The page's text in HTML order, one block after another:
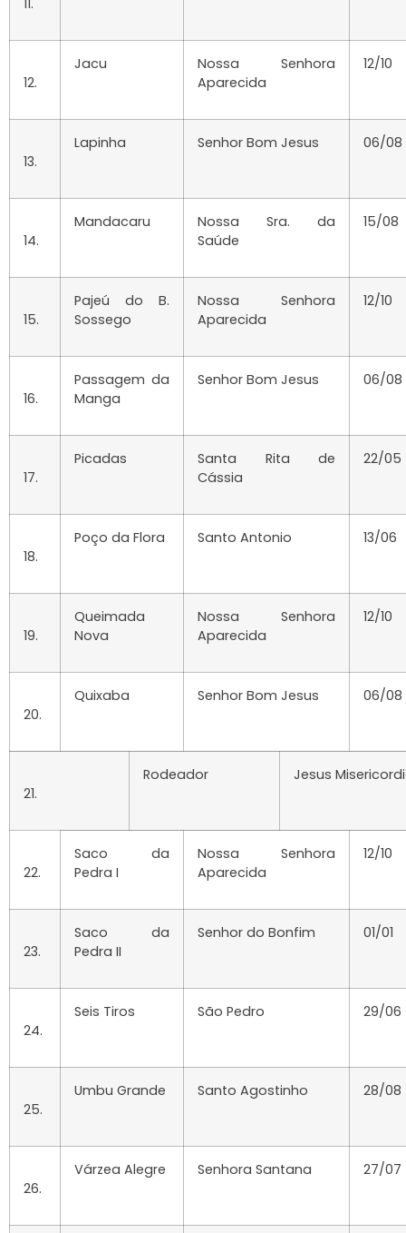
11.
12.
Jacu
Nossa Senhora
Aparecida
12/10
13.
Lapinha Senhor Bom Jesus 06/08
14.
Mandacaru
Nossa Sra. da
Saúde
15/08
15.
Pajeú do B.
Sossego
Nossa Senhora
Aparecida
12/10
16.
Passagem da
Manga
Senhor Bom Jesus 06/08
17.
Picadas
Santa Rita de
Cássia
22/05
18.
Poço da Flora Santo Antonio 13/06
19.
Queimada
Nova
Nossa Senhora
Aparecida
12/10
20.
Quixaba Senhor Bom Jesus 06/08
21.
Rodeador Jesus
22.
Saco da
Pedra I
Nossa Senhora
Aparecida
12/10
23.
Saco da
Pedra II
Senhor do Bonfim 01/01
24.
Seis Tiros São Pedro 29/06
25.
Umbu Grande Santo Agostinho 28/08
26.
Várzea Alegre Senhora Santana 27/07